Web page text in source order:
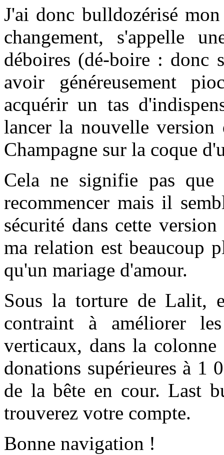
J'ai donc bulldozérisé
changement, s'appelle
déboires (dé-boire : donc
avoir généreusement
acquérir un tas
lancer la nouvelle
Champagne sur la coque
Cela ne signifie pas que
recommencer mais il
sécurité dans cette
ma relation est beaucoup
qu'un mariage d'amour.
Sous la torture de Lalit,
contraint à améliorer
verticaux, dans la colonne
donations supérieures à 1
de la bête en cour. Last
trouverez votre compte.
Bonne navigation !